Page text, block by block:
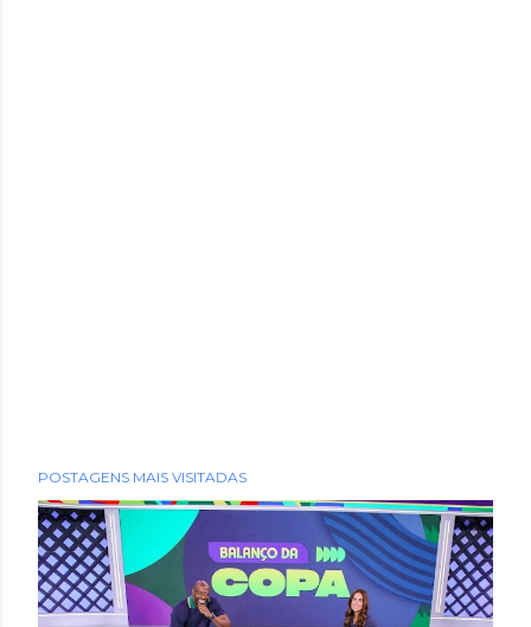
POSTAGENS MAIS VISITADAS